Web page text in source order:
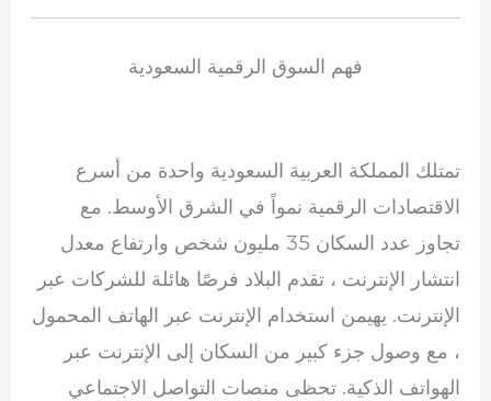
فهم السوق الرقمية السعودية
تمتلك المملكة العربية السعودية واحدة من أسرع
الاقتصادات الرقمية نمواً في الشرق الأوسط. مع
تجاوز عدد السكان 35 مليون شخص وارتفاع معدل
انتشار الإنترنت ، تقدم البلاد فرصًا هائلة للشركات عبر
الإنترنت. يهيمن استخدام الإنترنت عبر الهاتف المحمول
، مع وصول جزء كبير من السكان إلى الإنترنت عبر
الهواتف الذكية. تحظى منصات التواصل الاجتماعي